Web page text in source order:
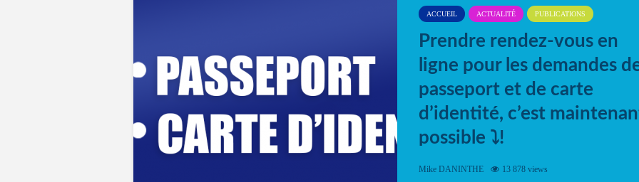
ACCUEIL ACTUALITÉ PUBLICATIONS
Prendre rendez-vous en
ligne pour les demandes
passeport et de carte
d’identité, c’est
possible ⤵️!
Désormais, il est possible de prendre rendez-vous
Mike DANINTHE 13 878 views